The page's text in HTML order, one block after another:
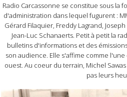
Radio Carcassonne se constitue sous la
d'administration dans lequel fugurent :
Gérard Filaquier, Freddy Lagrand,
Jean-Luc Schanaerts. Petit à petit la
bulletins d'informations et des
son audience. Elle s'affime comme
ouest. Au coeur du terrain, Michel
pas leurs